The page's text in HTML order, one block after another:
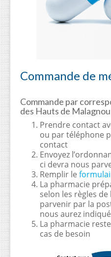
Commande de
Commande par
des Hauts de
Prendre contact
ou par téléphone
contact
Envoyez
ci devra nous
Remplir le
La pharmacie
selon les règles de
parvenir par la
nous aurez
La pharmacie
cas de besoin